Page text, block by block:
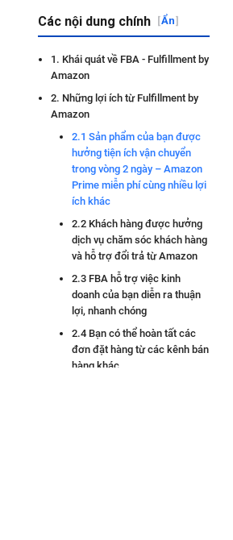
Các nội dung chính [Ẩn]
1. Khái quát về FBA - Fulfillment by
Amazon
2. Những lợi ích từ Fulfillment by
Amazon
2.1 Sản phẩm của bạn được
hưởng tiện ích vận chuyển
trong vòng 2 ngày – Amazon
Prime miễn phí cùng nhiều lợi
ích khác
2.2 Khách hàng được hưởng
dịch vụ chăm sóc khách hàng
và hỗ trợ đổi trả từ Amazon
2.3 FBA hỗ trợ việc kinh
doanh của bạn diễn ra thuận
lợi, nhanh chóng
2.4 Bạn có thể hoàn tất các
đơn đặt hàng từ các kênh bán
hàng khác